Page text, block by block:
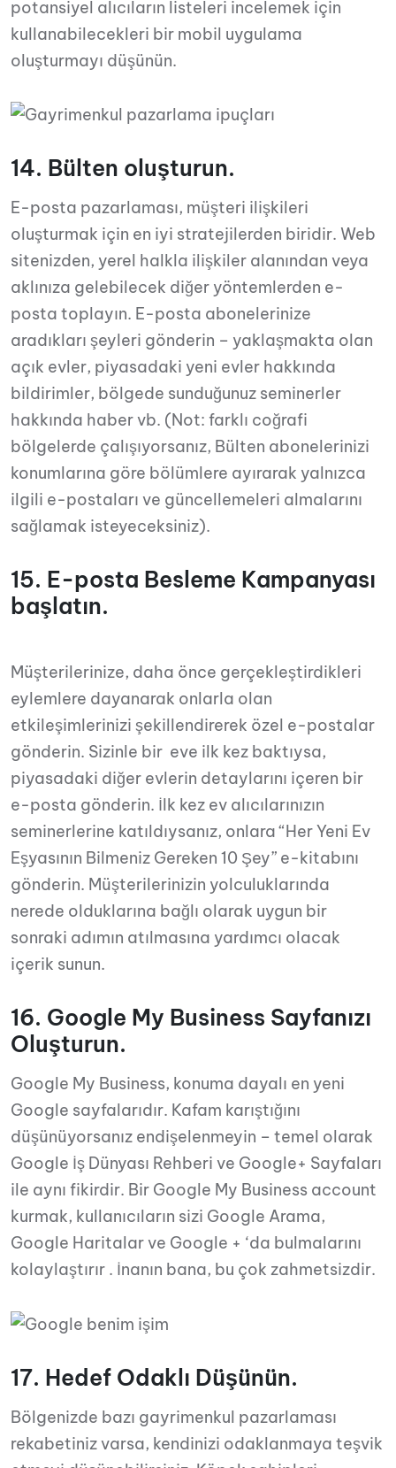
potansiyel alıcıların listeleri incelemek için
kullanabilecekleri bir mobil uygulama
oluşturmayı düşünün.
14. Bülten oluşturun.
E-posta pazarlaması, müşteri ilişkileri
oluşturmak için en iyi stratejilerden biridir. Web
sitenizden, yerel halkla ilişkiler alanından veya
aklınıza gelebilecek diğer yöntemlerden e-
posta toplayın. E-posta abonelerinize
aradıkları şeyleri gönderin – yaklaşmakta olan
açık evler, piyasadaki yeni evler hakkında
bildirimler, bölgede sunduğunuz seminerler
hakkında haber vb. (Not: farklı coğrafi
bölgelerde çalışıyorsanız, Bülten abonelerinizi
konumlarına göre bölümlere ayırarak yalnızca
ilgili e-postaları ve güncellemeleri almalarını
sağlamak isteyeceksiniz).
15. E-posta Besleme Kampanyası
başlatın.
Müşterilerinize, daha önce gerçekleştirdikleri
eylemlere dayanarak onlarla olan
etkileşimlerinizi şekillendirerek özel e-postalar
gönderin. Sizinle bir eve ilk kez baktıysa,
piyasadaki diğer evlerin detaylarını içeren bir
e-posta gönderin. İlk kez ev alıcılarınızın
seminerlerine katıldıysanız, onlara “Her Yeni Ev
Eşyasının Bilmeniz Gereken 10 Şey” e-kitabını
gönderin. Müşterilerinizin yolculuklarında
nerede olduklarına bağlı olarak uygun bir
sonraki adımın atılmasına yardımcı olacak
içerik sunun.
16. Google My Business Sayfanızı
Oluşturun.
Google My Business, konuma dayalı en yeni
Google sayfalarıdır. Kafam karıştığını
düşünüyorsanız endişelenmeyin – temel olarak
Google İş Dünyası Rehberi ve Google+ Sayfaları
ile aynı fikirdir. Bir Google My Business account
kurmak, kullanıcıların sizi Google Arama,
Google Haritalar ve Google + ‘da bulmalarını
kolaylaştırır . İnanın bana, bu çok zahmetsizdir.
17. Hedef Odaklı Düşünün.
Bölgenizde bazı gayrimenkul pazarlaması
rekabetiniz varsa, kendinizi odaklanmaya teşvik